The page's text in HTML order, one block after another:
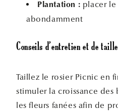
Plantation : placer
abondamment
Conseils d’entretien et de taille
Taillez le rosier Picnic en
stimuler la croissance
les fleurs fanées afin de